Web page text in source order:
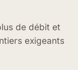
de débit et
exigeants